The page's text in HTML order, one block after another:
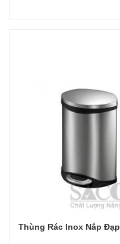
Thùng Rác Inox Nắp Đạp